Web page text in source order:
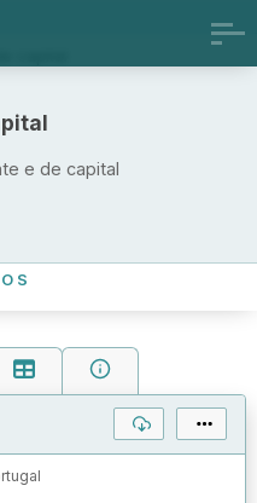
e de capital
capital